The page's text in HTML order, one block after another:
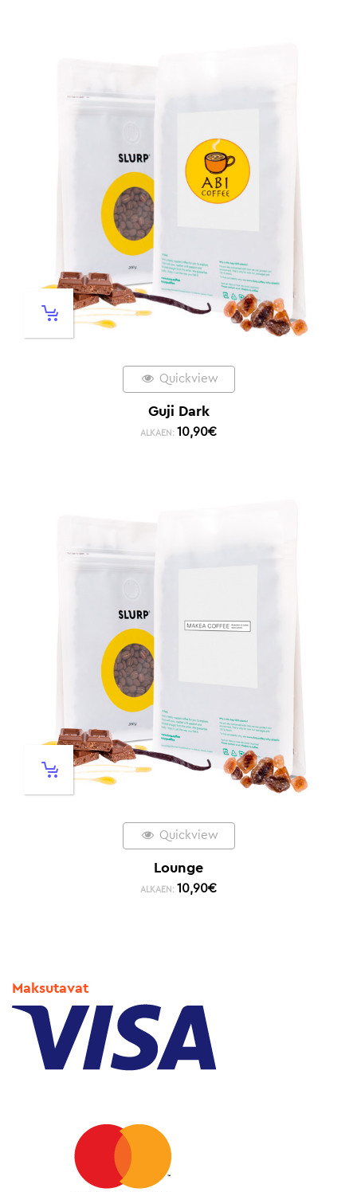
Quickview
Guji Dark
ALKAEN: 10,90€
Quickview
Lounge
ALKAEN: 10,90€
Maksutavat